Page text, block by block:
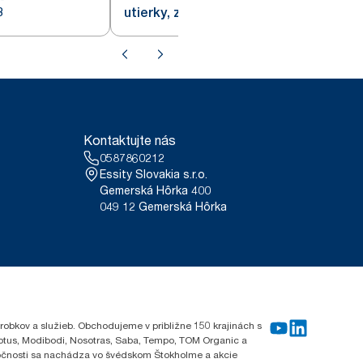
utierky, zelené W8
Kontaktujte nás
0587860212
Essity Slovakia s.r.o.
Gemerská Hôrka 400
049 12 Gemerská Hôrka
a služieb. Obchodujeme v približne 150 krajinách s
Modibodi, Nosotras, Saba, Tempo, TOM Organic a
sa nachádza vo švédskom Štokholme a akcie